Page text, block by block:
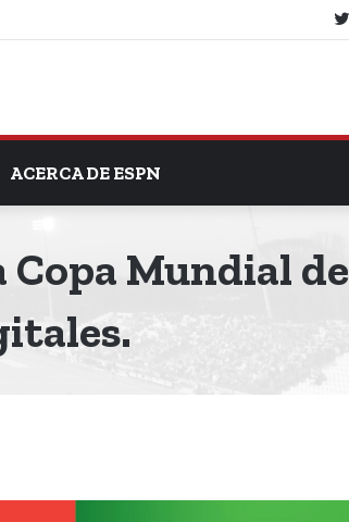
ACERCA DE ESPN
Mundial